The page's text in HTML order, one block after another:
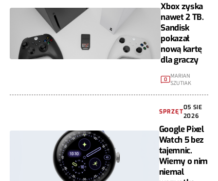
Xbox zyska
nawet 2 TB.
Sandisk
pokazał
nową kartę
dla graczy
0
MARIAN
SZUTIAK
SPRZĘT
05 SIE
2026
Google Pixel
Watch 5 bez
tajemnic.
Wiemy o nim
niemal